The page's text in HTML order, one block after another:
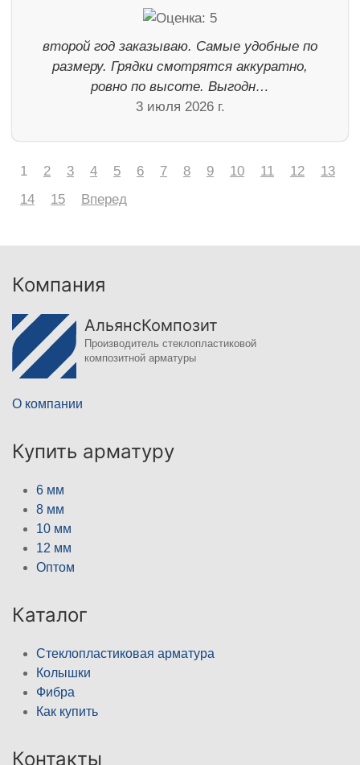
второй год заказываю. Самые удобные по
размеру. Грядки смотрятся аккуратно,
ровно по высоте. Выгодн…
3 июля 2026 г.
1 2 3 4 5 6 7 8 9 10 11 12
13
14
15 Вперед
Компания
АльянсКомпозит
Производитель стеклопластиковой
композитной арматуры
О компании
Купить арматуру
6 мм
8 мм
10 мм
12 мм
Оптом
Каталог
Стеклопластиковая арматура
Колышки
Фибра
Как купить
Контакты